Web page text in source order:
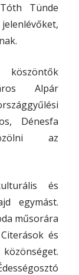
Tünde
Alpár
Dénesfa
az
és
egymást.
műsorára
és